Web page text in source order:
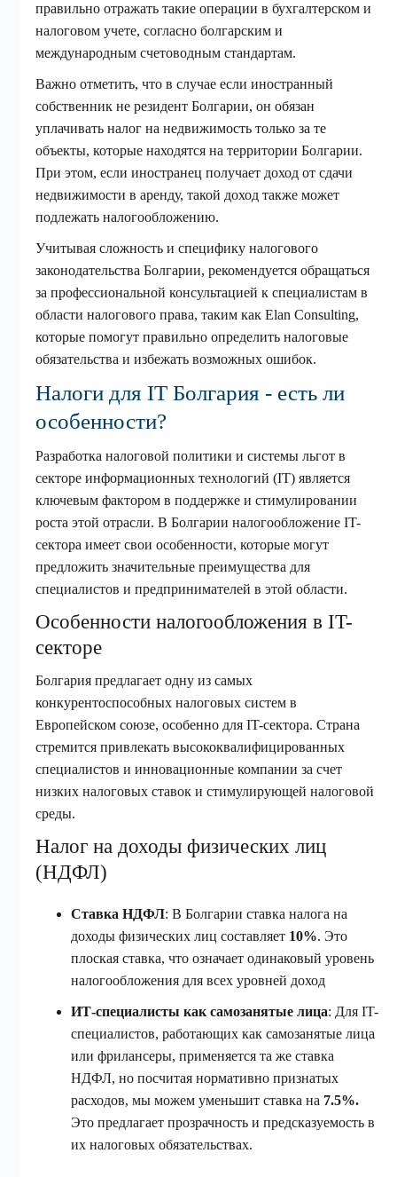
правильно отражать такие операции в бухгалтерском и
налоговом учете, согласно болгарским и
международным счетоводным стандартам.
Важно отметить, что в случае если иностранный
собственник не резидент Болгарии, он обязан
уплачивать налог на недвижимость только за те
объекты, которые находятся на территории Болгарии.
При этом, если иностранец получает доход от сдачи
недвижимости в аренду, такой доход также может
подлежать налогообложению.
Учитывая сложность и специфику налогового
законодательства Болгарии, рекомендуется обращаться
за профессиональной консультацией к специалистам в
области налогового права, таким как Elan Consulting,
которые помогут правильно определить налоговые
обязательства и избежать возможных ошибок.
Налоги для IT Болгария - есть ли
особенности?
Разработка налоговой политики и системы льгот в
секторе информационных технологий (IT) является
ключевым фактором в поддержке и стимулировании
роста этой отрасли. В Болгарии налогообложение IT-
сектора имеет свои особенности, которые могут
предложить значительные преимущества для
специалистов и предпринимателей в этой области.
Особенности налогообложения в IT-
секторе
Болгария предлагает одну из самых
конкурентоспособных налоговых систем в
Европейском союзе, особенно для IT-сектора. Страна
стремится привлекать высококвалифицированных
специалистов и инновационные компании за счет
низких налоговых ставок и стимулирующей налоговой
среды.
Налог на доходы физических лиц
(НДФЛ)
Ставка НДФЛ: В Болгарии ставка налога на
доходы физических лиц составляет 10%. Это
плоская ставка, что означает одинаковый уровень
налогообложения для всех уровней доход
ИТ-специалисты как самозанятые лица: Для IT-
специалистов, работающих как самозанятые лица
или фрилансеры, применяется та же ставка
НДФЛ, но посчитая нормативно признатых
расходов, мы можем уменьшит ставка на 7.5%.
Это предлагает прозрачность и предсказуемость в
их налоговых обязательствах.